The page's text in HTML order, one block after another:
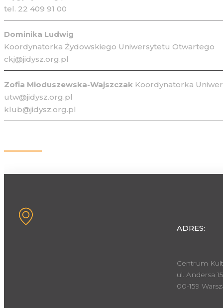
tel. 22 409 91 00
Dominika Ludwig
Koordynatorka Żydowskiego Uniwersytetu Otwartego
ckj@jidysz.org.pl
Zofia Mioduszewska-Wajszczak Koordynatorka
utw@jidysz.org.pl
klub@jidysz.org.pl
ADRES:
Centrum
ul. Andersa
00-159